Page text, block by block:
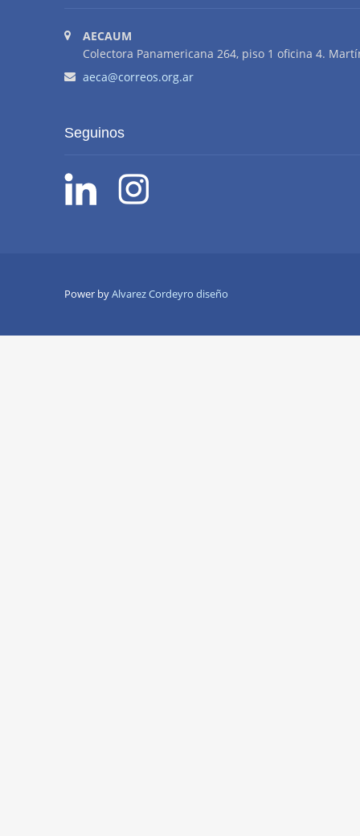
AECAUM
Colectora Panamericana 264, piso 1 oficina 4.
aeca@correos.org.ar
Seguinos
Power byAlvarez Cordeyro diseño